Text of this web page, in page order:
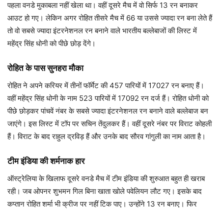
पहला वनडे मुकाबला नहीं खेला था। वहीं दूसरे मैच में वो सिर्फ 13 रन बनाकर
आउट हो गए। लेकिन अगर रोहित तीसरे मैच में 66 या उससे ज्यादा रन बना लेते हैं
तो वो सबसे ज्यादा इंटरनेशनल रन बनाने वाले भारतीय बल्लेबाजों की लिस्ट में
महेंद्र सिंह धोनी को पीछे छोड़ देंगे।
रोहित के पास सुनहरा मौका
रोहित ने अपने करियर में तीनों फॉर्मेट की 457 पारियों में 17027 रन बनाए हैं।
वहीं महेंद्र सिंह धोनी के नाम 523 पारियों में 17092 रन दर्ज हैं। रोहित धोनी को
पीछे छोड़कर पांचवें नंबर के सबसे ज्यादा इंटरनेशनल रन बनाने वाले बल्लेबाज बन
जाएंगे। इस लिस्ट में टॉप पर सचिन तेंदुलकर हैं। वहीं दूसरे नंबर पर विराट कोहली
हैं। विराट के बाद राहुल द्रविड़ हैं और उनके बाद सौरव गांगुली का नाम आता है।
टीम इंडिया की शर्मनाक हार
ऑस्ट्रेलिया के खिलाफ दूसरे वनडे मैच में टीम इंडिया की शुरुआत बहुत ही खराब
रही। जब ओपनर शुभमन गिल बिना खाता खोले पवेलियन लौट गए। इसके बाद
कप्तान रोहित शर्मा भी क्रीज पर नहीं टिक पाए। उन्होंने 13 रन बनाए। फिर